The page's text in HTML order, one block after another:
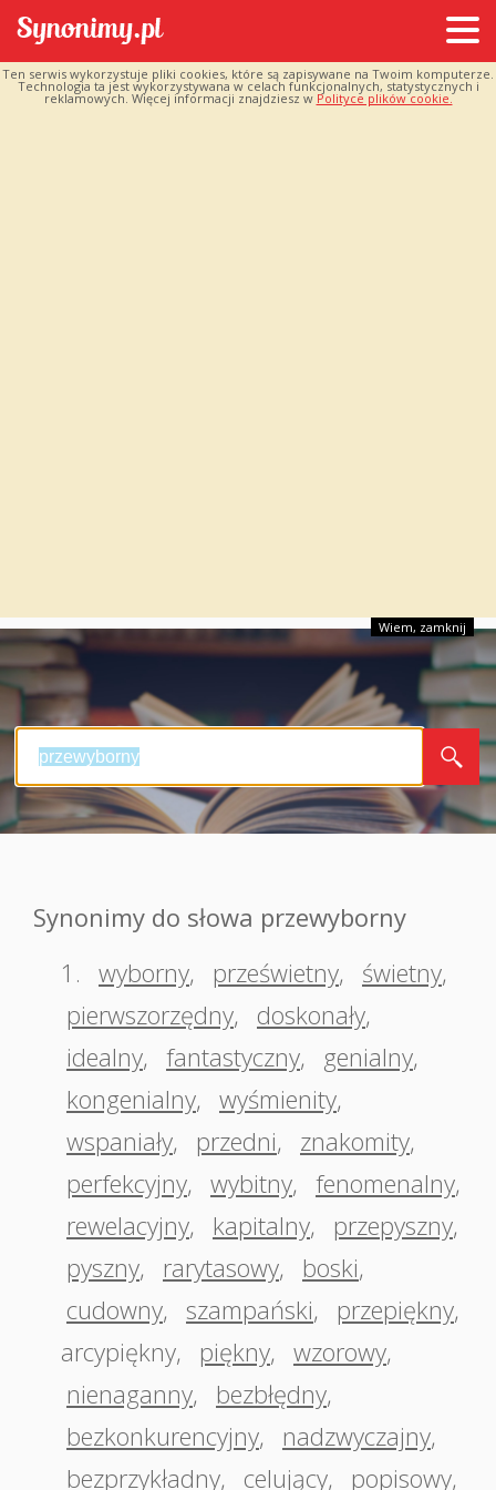
Ten serwis wykorzystuje pliki cookies, które są zapisywane na Twoim komputerze.
Technologia ta jest wykorzystywana w celach funkcjonalnych, statystycznych i
reklamowych. Więcej informacji znajdziesz w Polityce plików cookie.
Wiem, zamknij
Synonimy do słowa przewyborny
1. wyborny, prześwietny, świetny,
pierwszorzędny, doskonały,
idealny, fantastyczny, genialny,
kongenialny, wyśmienity,
wspaniały, przedni, znakomity,
perfekcyjny, wybitny, fenomenalny,
rewelacyjny, kapitalny, przepyszny,
pyszny, rarytasowy, boski,
cudowny, szampański, przepiękny,
arcypiękny, piękny, wzorowy,
nienaganny, bezbłędny,
bezkonkurencyjny, nadzwyczajny,
bezprzykładny, celujący, popisowy,